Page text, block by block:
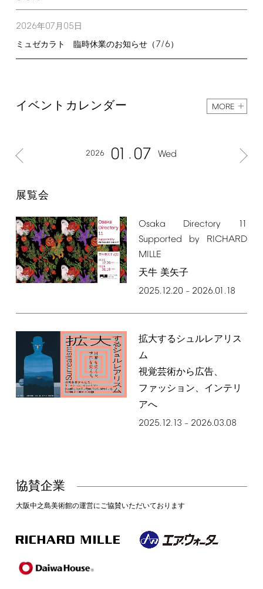
2026年07月 05日
ミュゼカラト 臨時休業のお知らせ（7/6）
イベントカレンダー MORE
2026 01 07 Wed
展覧会
Osaka Directory
11
Supported
by
RICHARD
MILLE
天牛 美矢子
2025.12.20 – 2026.01.18
拡大するシュルレアリス
ム
視覚芸術から広告、
ファッション、インテリ
アへ
2025.12.13 – 2026.03.08
協賛企業
大阪中之島美術館の運営にご協賛いただいております